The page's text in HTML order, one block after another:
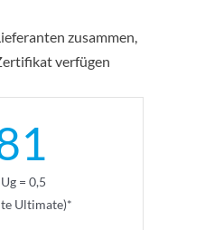
zusammen,
verfügen
= 0,5
Ultimate)*